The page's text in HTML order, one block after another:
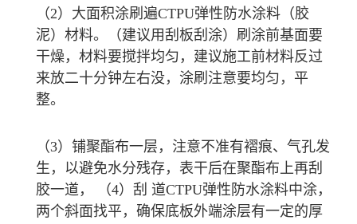
（2）大面积涂刷遍CTPU弹性防水涂料（胶
泥）材料。（建议用刮板刮涂）刷涂前基面要
干燥，材料要搅拌均匀，建议施工前材料反过
来放二十分钟左右没，涂刷注意要均匀，平
整。
（3）铺聚酯布一层，注意不准有褶痕、气孔发
生，以避免水分残存，表干后在聚酯布上再刮
胶一道， （4）刮 道CTPU弹性防水涂料中涂，
两个斜面找平，确保底板外端涂层有一定的厚